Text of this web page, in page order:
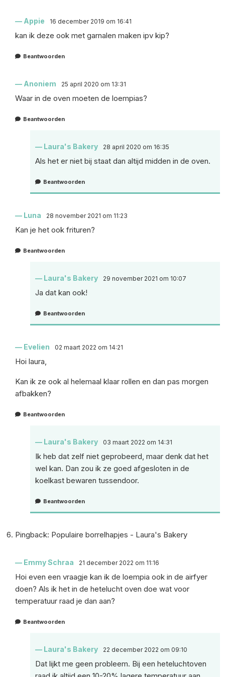
Appie 16 december 2019 om 16:41
kan ik deze ook met garnalen maken ipv kip?
Beantwoorden
Anoniem 25 april 2020 om 13:31
Waar in de oven moeten de loempias?
Beantwoorden
Laura's Bakery 28 april 2020 om 16:35
Als het er niet bij staat dan altijd midden in de oven.
Beantwoorden
Luna 28 november 2021 om 11:23
Kan je het ook frituren?
Beantwoorden
Laura's Bakery 29 november 2021 om 10:07
Ja dat kan ook!
Beantwoorden
Evelien 02 maart 2022 om 14:21
Hoi laura,
Kan ik ze ook al helemaal klaar rollen en dan pas morgen
afbakken?
Beantwoorden
Laura's Bakery 03 maart 2022 om 14:31
Ik heb dat zelf niet geprobeerd, maar denk dat het
wel kan. Dan zou ik ze goed afgesloten in de
koelkast bewaren tussendoor.
Beantwoorden
Pingback: Populaire borrelhapjes - Laura's Bakery
Emmy Schraa 21 december 2022 om 11:16
Hoi even een vraagje kan ik de loempia ook in de airfyer
doen? Als ik het in de hetelucht oven doe wat voor
temperatuur raad je dan aan?
Beantwoorden
Laura's Bakery 22 december 2022 om 09:10
Dat lijkt me geen probleem. Bij een heteluchtoven